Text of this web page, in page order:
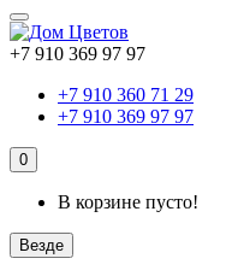
+7 910 369 97 97
+7 910 360 71 29
+7 910 369 97 97
0
В корзине пусто!
Везде